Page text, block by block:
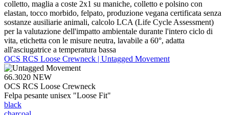
colletto, maglia a coste 2x1 su maniche, colletto e polsino con
elastan, tocco morbido, felpato, produzione vegana certificata senza
sostanze ausiliarie animali, calcolo LCA (Life Cycle Assessment)
per la valutazione dell'impatto ambientale durante l'intero ciclo di
vita, etichetta con le misure neutra, lavabile a 60°, adatta
all'asciugatrice a temperatura bassa
OCS RCS Loose Crewneck | Untagged Movement
66.3020 NEW
OCS RCS Loose Crewneck
Felpa pesante unisex "Loose Fit"
black